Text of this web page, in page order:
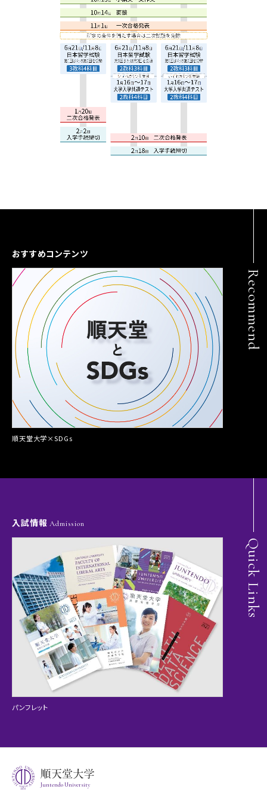
Recommend
おすすめコンテンツ
順天堂大学×SDGs
Quick Links
入試情報 Admission
パンフレット
Juntendo University